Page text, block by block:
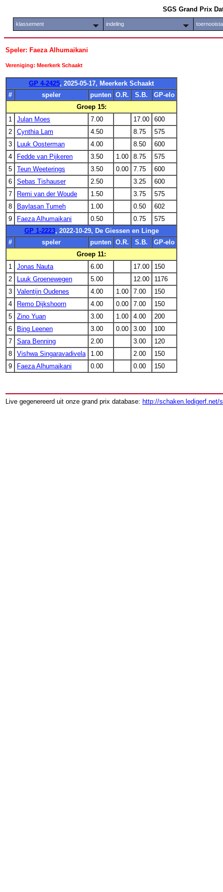
SGS Grand Prix
klassement indeling
Speler: Faeza Alhumaikani
Vereniging: Meerkerk Schaakt
GP 4-2425, 2025-05-17, Meerkerk Schaakt
#
speler punten O.R. S.B.
GP-elo
Groep 15:
1
Julan Moes 7.00 17.00
600
2
Cynthia Lam 4.50 8.75
575
3
Luuk Oosterman 4.00 8.50
600
4
Fedde van Pijkeren 3.50 1.00 8.75
575
5
Teun Weeterings 3.50 0.00 7.75
600
6
Sebas Tishauser 2.50 3.25
600
7
Remi van der Woude 1.50 3.75
575
8
Baylasan Tumeh 1.00 0.50
602
9
Faeza Alhumaikani 0.50 0.75
575
GP 1-2223, 2022-10-29, De Giessen en Linge
#
speler punten O.R. S.B.
GP-elo
Groep 11:
1
Jonas Nauta 6.00 17.00
150
2
Luuk Groenewegen 5.00 12.00
1176
3
Valentijn Oudenes 4.00 1.00 7.00
150
4
Remo Dijkshoorn 4.00 0.00 7.00
150
5
Zino Yuan 3.00 1.00 4.00
200
6
Bing Leenen 3.00 0.00 3.00
100
7
Sara Benning 2.00 3.00
120
8
Vishwa Singaravadivela 1.00 2.00
150
9
Faeza Alhumaikani 0.00 0.00 150
Live gegenereerd uit onze grand prix database: http://schaken.ledigerf.net/